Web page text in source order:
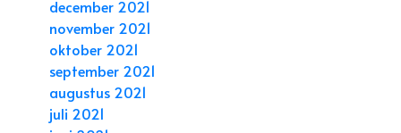
december 2021
november 2021
oktober 2021
september 2021
augustus 2021
juli 2021